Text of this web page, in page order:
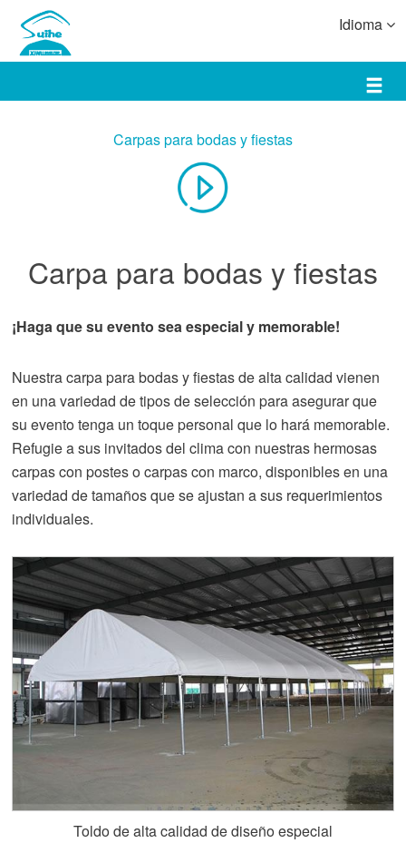
Idioma
Carpas para bodas y fiestas
Carpa para bodas y fiestas
¡Haga que su evento sea especial y memorable!
Nuestra carpa para bodas y fiestas de alta calidad vienen
en una variedad de tipos de selección para asegurar que
su evento tenga un toque personal que lo hará memorable.
Refugie a sus invitados del clima con nuestras hermosas
carpas con postes o carpas con marco, disponibles en una
variedad de tamaños que se ajustan a sus requerimientos
individuales.
Toldo de alta calidad de diseño especial